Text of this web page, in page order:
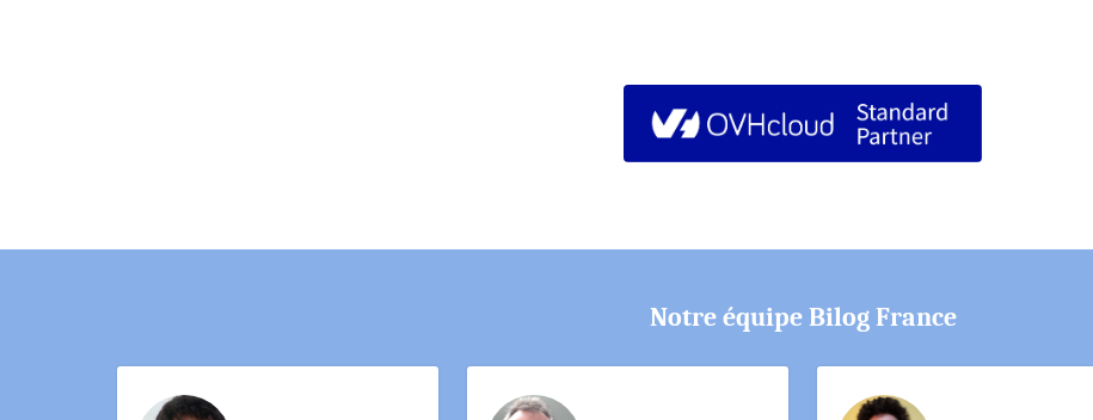
Notre équipe Bilog France